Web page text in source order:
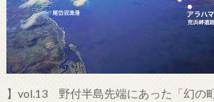
】vol.13 野付半島先端にあった「幻の